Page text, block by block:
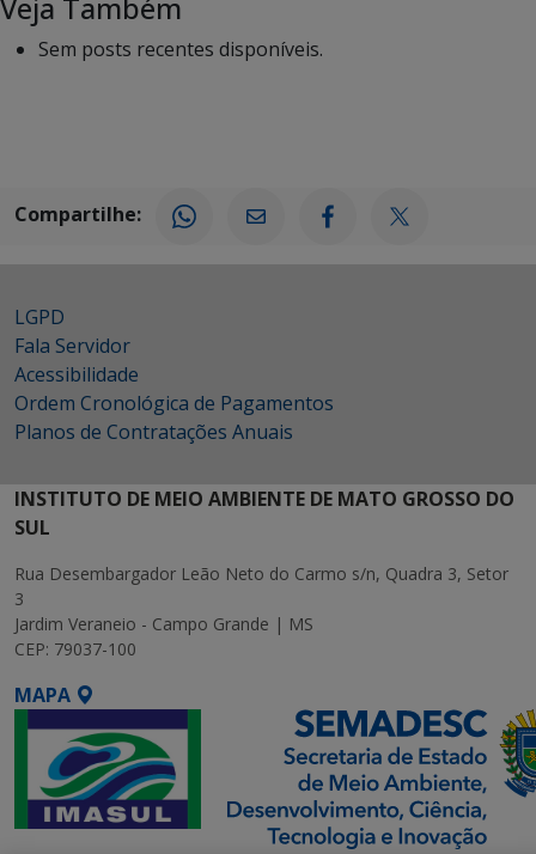
Veja Também
Sem posts recentes disponíveis.
Compartilhe:
LGPD
Fala Servidor
Acessibilidade
Ordem Cronológica de Pagamentos
Planos de Contratações Anuais
INSTITUTO DE MEIO AMBIENTE DE MATO GROSSO DO
SUL
Rua Desembargador Leão Neto do Carmo s/n, Quadra 3, Setor
3
Jardim Veraneio - Campo Grande | MS
CEP: 79037-100
MAPA